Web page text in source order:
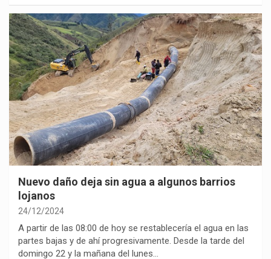
Nuevo daño deja sin agua a algunos barrios
lojanos
24/12/2024
A partir de las 08:00 de hoy se restablecería el agua en las
partes bajas y de ahí progresivamente. Desde la tarde del
domingo 22 y la mañana del lunes…